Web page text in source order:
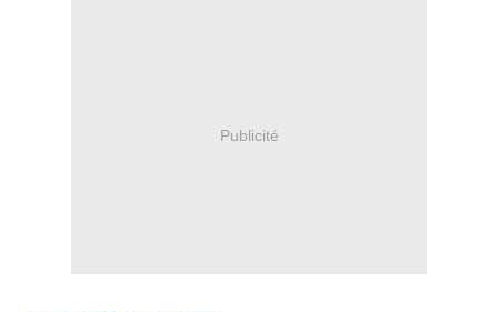
Publicité